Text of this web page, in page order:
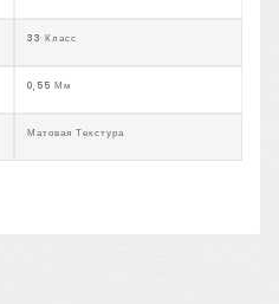
33 Класс
0,55 Мм
Матовая Текстура